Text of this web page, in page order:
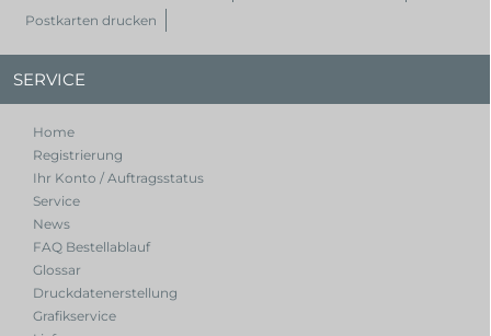
Postkarten drucken
SERVICE
Home
Registrierung
Ihr Konto / Auftragsstatus
Service
News
FAQ Bestellablauf
Glossar
Druckdatenerstellung
Grafikservice